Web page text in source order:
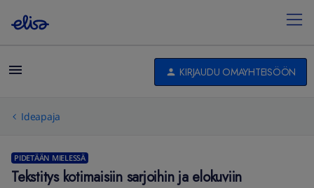
KIRJAUDU OMAYHTEISÖÖN
Ideapaja
PIDETÄÄN MIELESSÄ
Tekstitys kotimaisiin sarjoihin ja elokuviin